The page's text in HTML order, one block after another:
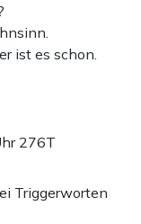
ist es schon.
276T
Triggerworten